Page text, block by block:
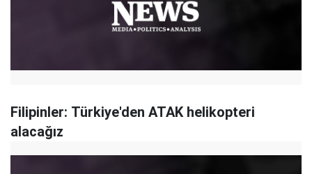
Filipinler: Türkiye'den ATAK helikopteri
alacağız